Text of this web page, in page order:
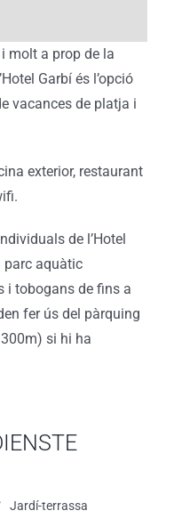
molt a prop de la
Garbí és l’opció
vacances de platja i
exterior, restaurant
de l’Hotel
parc aquàtic
i tobogans de fins a
fer ús del pàrquing
300m) si hi ha
Jardí-terrassa